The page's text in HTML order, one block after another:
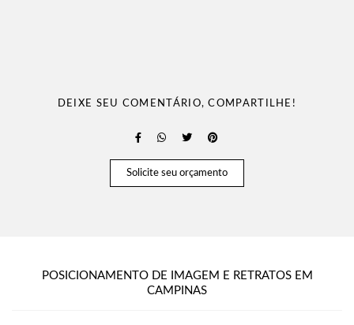
DEIXE SEU COMENTÁRIO, COMPARTILHE!
Solicite seu orçamento
POSICIONAMENTO DE IMAGEM E RETRATOS EM
CAMPINAS